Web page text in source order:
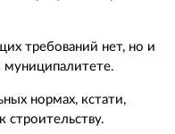
требований нет, но и
муниципалитете.
нормах, кстати,
строительству.